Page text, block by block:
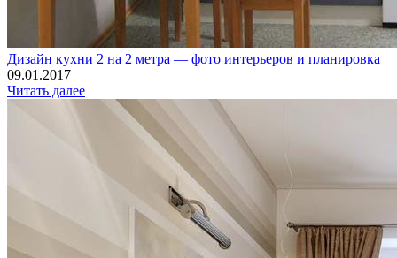
Дизайн кухни 2 на 2 метра — фото интерьеров и планировка
09.01.2017
Читать далее